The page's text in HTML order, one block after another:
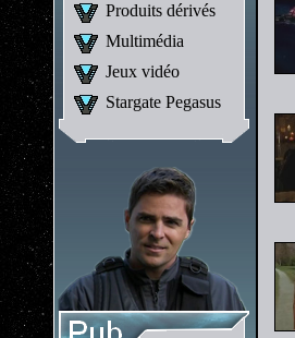
Produits dérivés
Multimédia
Jeux vidéo
Stargate Pegasus